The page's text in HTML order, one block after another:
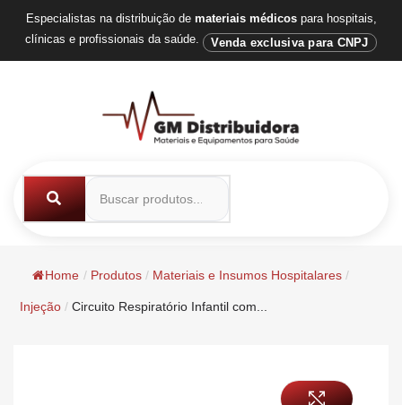
Especialistas na distribuição de materiais médicospara hospitais,
clínicas e profissionais da saúde.
Venda exclusiva para CNPJ
Home / Produtos / Materiais e Insumos Hospitalares /
Injeção / Circuito Respiratório Infantil com...